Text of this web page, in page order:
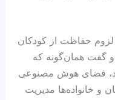
حفاظت از کودکان
گفت همان‌گونه که
فضای هوش مصنوعی
و خانواده‌ها مدیریت